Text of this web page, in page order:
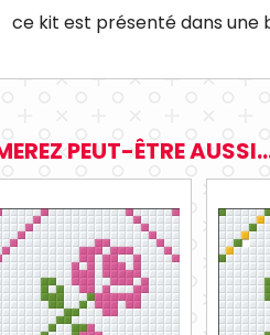
ce kit est présenté dans une
PEUT-ÊTRE